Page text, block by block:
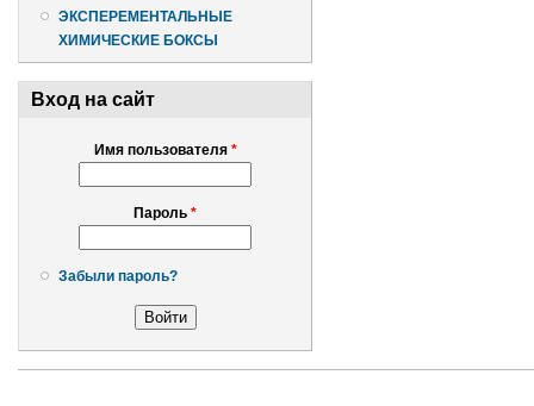
ЭКСПЕРЕМЕНТАЛЬНЫЕ
ХИМИЧЕСКИЕ БОКСЫ
Вход на сайт
Имя пользователя *
Пароль *
Забыли пароль?